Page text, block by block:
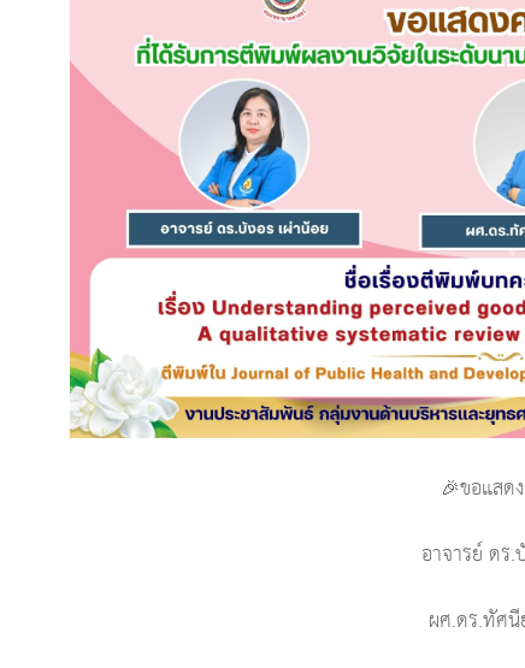
🎉ขอแสด
อาจารย์ ดร.
ผศ.ดร.ทัศนี